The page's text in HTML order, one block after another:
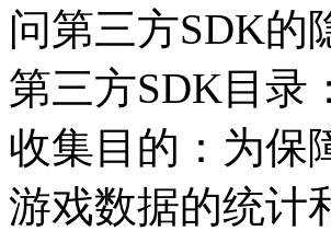
问第三方SDK的
第三方SDK目录：
收集目的：为保
游戏数据的统计